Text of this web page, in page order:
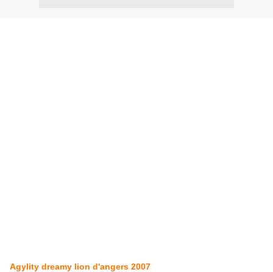
Agylity dreamy lion d'angers 2007